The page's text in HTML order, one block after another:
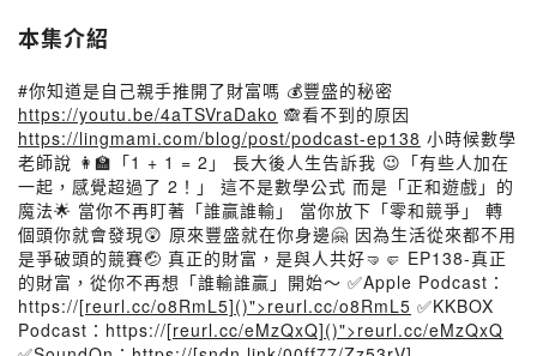
本集介紹
#你知道是自己親手推開了財富嗎 💰豐盛的秘密
https://youtu.be/4aTSVraDako 🙈看不到的原因
https://lingmami.com/blog/post/podcast-ep138 小時候數學
老師說 👩‍🏫「1 + 1 = 2」 長大後人生告訴我 😉「有些人加在
一起，感覺超過了 2！」 這不是數學公式 而是「正和遊戲」的
魔法🌟 當你不再盯著「誰贏誰輸」 當你放下「零和競爭」 轉
個頭你就會發現😲 原來豐盛就在你身邊🤗 因為生活從來都不用
是爭破頭的競賽🤕 真正的財富，是與人共好🤜🤛 EP138-真正
的財富，從你不再想「誰輸誰贏」開始～ ✅Apple Podcast：
https://[reurl.cc/o8RmL5]()">reurl.cc/o8RmL5 ✅KKBOX
Podcast：https://[reurl.cc/eMzQxQ]()">reurl.cc/eMzQxQ